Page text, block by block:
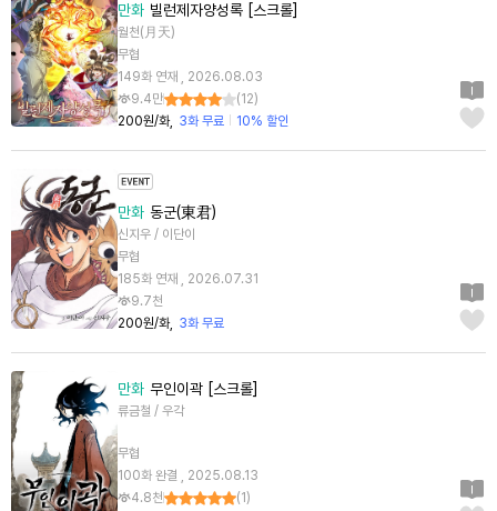
만화 빌런제자양성록 [스크롤]
월천(月天)
무협
149화 연재 , 2026.08.03
9.4만
(12)
200원/화
3화 무료 10% 할인
만화 동군(東君)
신지우 / 이단이
무협
185화 연재 , 2026.07.31
9.7천
200원/화
3화 무료
만화 무인이곽 [스크롤]
류금철 / 우각
무협
100화 완결 , 2025.08.13
4.8천
(1 )